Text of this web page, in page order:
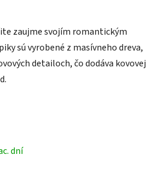
zaujme svojím romantickým
sú vyrobené z masívneho dreva,
detailoch, čo dodáva kovovej
dní